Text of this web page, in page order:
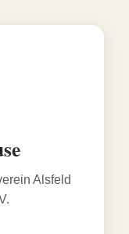
Alsfeld